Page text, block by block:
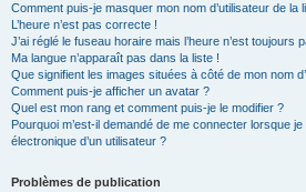
Comment puis-je masquer mon nom d’utilisateur de la
L’heure n’est pas correcte !
J’ai réglé le fuseau horaire mais l’heure n’est toujours
Ma langue n’apparaît pas dans la liste !
Que signifient les images situées à côté de mon nom
Comment puis-je afficher un avatar ?
Quel est mon rang et comment puis-je le modifier ?
Pourquoi m’est-il demandé de me connecter lorsque
électronique d’un utilisateur ?
Problèmes de publication